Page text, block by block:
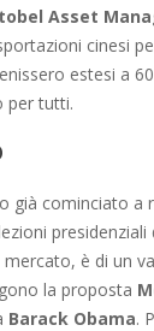
Asset
cinesi
estesi a
per tutti.
già cominciato a
presidenziali
è di un
la proposta
Barack Obama.